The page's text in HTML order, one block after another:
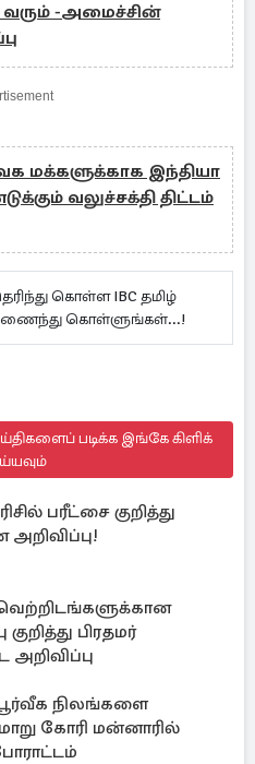
வரும் -அமைச்சின்
மக்களுக்காக இந்தியா
வலுச்சக்தி திட்டம்
கொள்ள IBC தமிழ்
கொள்ளுங்கள்...!
படிக்க இங்கே கிளிக்
பரீட்சை குறித்து
வெற்றிடங்களுக்கான
பிரதமர்
அறிவிப்பு
நிலங்களை
கோரி மன்னாரில்